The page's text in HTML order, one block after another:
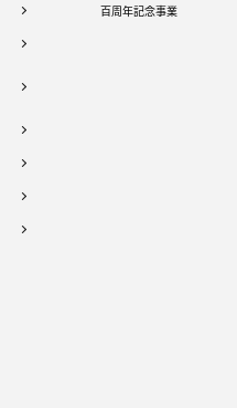
百周年記念事業